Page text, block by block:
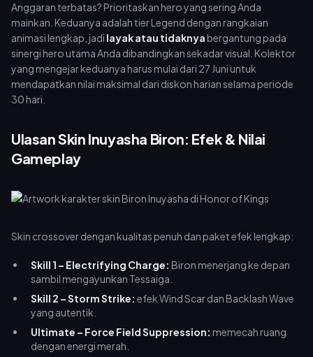
Anggaran terbatas? Prioritaskan hero yang sering Anda
mainkan. Keduanya adalah tier Legend dengan rangkaian
animasi lengkap, jadi layak atau tidaknyabergantung pada
sinergi hero utama Anda dibandingkan sekadar visual. Kolektor
yang mengejar keduanya harus mulai dari 27 Juni untuk
mendapatkan nilai maksimal dari diskon harian selama periode
30 hari.
Ulasan Skin Inuyasha Biron: Efek & Nilai
Gameplay
Skin crossover dengan kualitas penuh dan paket efek lengkap:
Skill 1 – Electrifying Charge: Biron menerjang ke depan
sambil mengayunkan Tessaiga.
Skill 2 – Storm Strike: efek Wind Scar dan Backlash Wave
yang autentik.
Ultimate – Force Field Suppression: memecah ruang
dengan energi merah.